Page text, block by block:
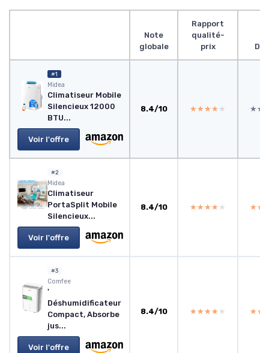
Note
globale
Rapport
qualité-
prix
#1
‎Midea
Climatiseur Mobile
Silencieux 12000
BTU...
Voir l'offre
8.4/10 ★★★★★
★★★★★
#2
Midea
Climatiseur
PortaSplit Mobile
Silencieux...
Voir l'offre
8.4/10 ★★★★★
★★★★★
#3
Comfee
'
Déshumidificateur
Compact, Absorbe
jus...
Voir l'offre
8.4/10 ★★★★★
★★★★★